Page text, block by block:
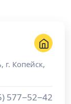
, г. Копейск,
577−52−42